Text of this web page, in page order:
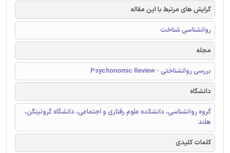
گرایش های مرتبط با این مقاله
روانشناسی شناخت
مجله
بررسی روانشناختی - Psychonomic Review
دانشگاه
گروه روانشناسی، دانشکده علوم رفتاری و اجتماعی، دانشگاه گرونینگن،
هلند
کلمات کلیدی